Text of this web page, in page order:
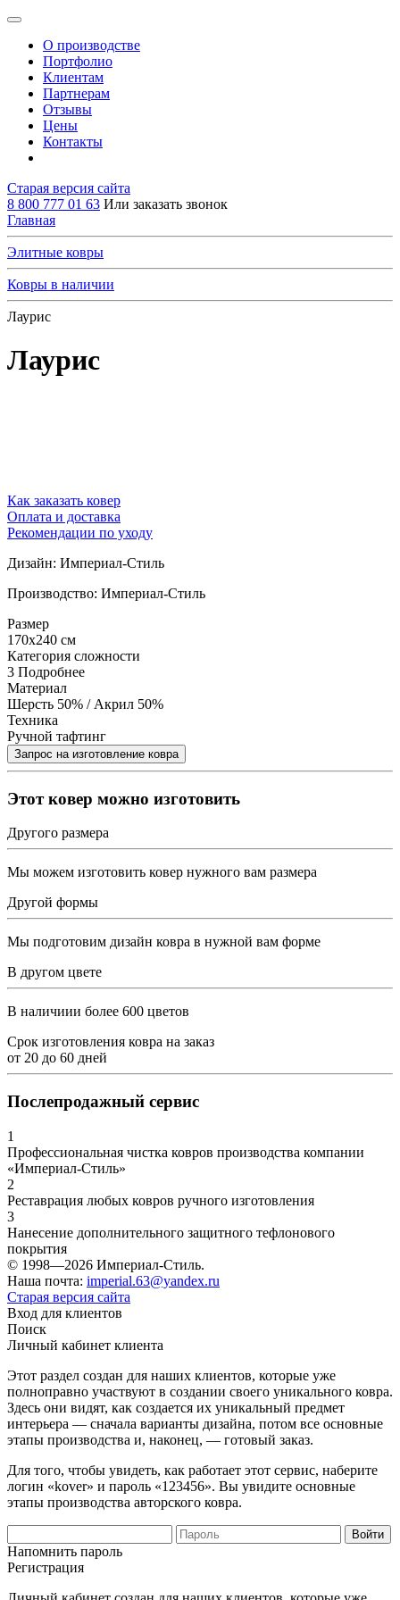
О производстве
Портфолио
Клиентам
Партнерам
Отзывы
Цены
Контакты
Старая версия сайта
8 800 777 01 63 Или заказать звонок
Главная
Элитные ковры
Ковры в наличии
Лаурис
Лаурис
Как заказать ковер
Оплата и доставка
Рекомендации по уходу
Дизайн: Империал-Стиль
Производство: Империал-Стиль
Размер
170x240 см
Категория сложности
3 Подробнее
Материал
Шерсть 50% / Акрил 50%
Техника
Ручной тафтинг
Этот ковер можно изготовить
Другого размера
Мы можем изготовить ковер нужного вам размера
Другой формы
Мы подготовим дизайн ковра в нужной вам форме
В другом цвете
В наличиии более 600 цветов
Срок изготовления ковра на заказ
от 20 до 60 дней
Послепродажный сервис
1
Профессиональная чистка ковров производства компании
«Империал-Стиль»
2
Реставрация любых ковров ручного изготовления
3
Нанесение дополнительного защитного тефлонового
покрытия
© 1998—2026 Империал-Стиль.
Наша почта: imperial.63@yandex.ru
Старая версия сайта
Вход для клиентов
Поиск
Личный кабинет клиента
Этот раздел создан для наших клиентов, которые уже
полноправно участвуют в создании своего уникального ковра.
Здесь они видят, как создается их уникальный предмет
интерьера — сначала варианты дизайна, потом все основные
этапы производства и, наконец, — готовый заказ.
Для того, чтобы увидеть, как работает этот сервис, наберите
логин «kover» и пароль «123456». Вы увидите основные
этапы производства авторского ковра.
Напомнить пароль
Регистрация